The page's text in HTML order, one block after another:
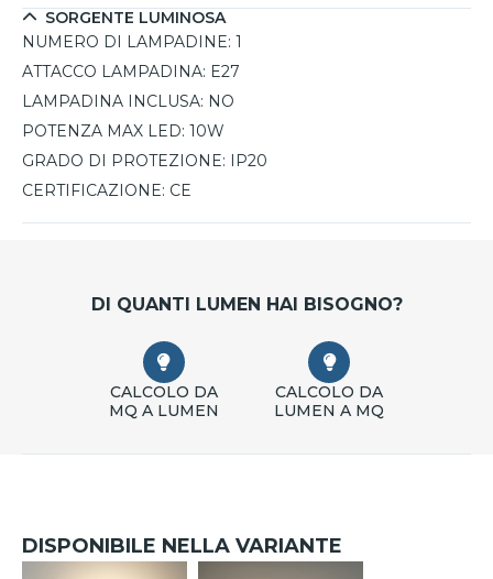
SORGENTE LUMINOSA
NUMERO DI LAMPADINE: 1
ATTACCO LAMPADINA: E27
LAMPADINA INCLUSA: NO
POTENZA MAX LED: 10W
GRADO DI PROTEZIONE: IP20
CERTIFICAZIONE: CE
DI QUANTI LUMEN HAI BISOGNO?
CALCOLO DA
MQ A LUMEN
CALCOLO DA
LUMEN A MQ
DISPONIBILE NELLA VARIANTE